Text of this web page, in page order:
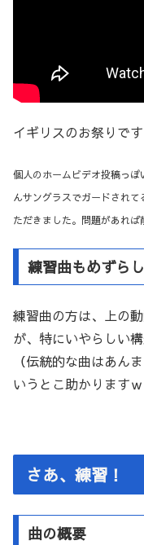
イギリスのお祭りで
個人のホームビデオ投稿っ
んサングラスでガードされ
ただきました。問題があれば
練習曲もめずら
練習曲の方は、上の
が、特にいやらしい
（伝統的な曲はあん
いうとこ助かりますｗ
さあ、練習！
曲の概要